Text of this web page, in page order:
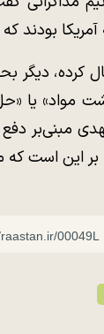
آمریکا بودند
کرده،
مواد» یا
مبنی‌بر دفع
بر این است